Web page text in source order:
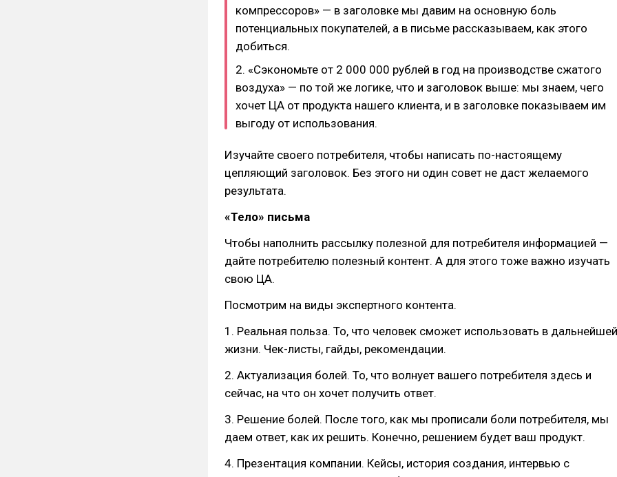
компрессоров» — в заголовке мы давим на основную боль
потенциальных покупателей, а в письме рассказываем, как этого
добиться.
2. «Сэкономьте от 2 000 000 рублей в год на производстве сжатого
воздуха» — по той же логике, что и заголовок выше: мы знаем, чего
хочет ЦА от продукта нашего клиента, и в заголовке показываем им
выгоду от использования.
Изучайте своего потребителя, чтобы написать по-настоящему
цепляющий заголовок. Без этого ни один совет не даст желаемого
результата.
«Тело» письма
Чтобы наполнить рассылку полезной для потребителя информацией —
дайте потребителю полезный контент. А для этого тоже важно изучать
свою ЦА.
Посмотрим на виды экспертного контента.
1. Реальная польза. То, что человек сможет использовать в дальнейшей
жизни. Чек-листы, гайды, рекомендации.
2. Актуализация болей. То, что волнует вашего потребителя здесь и
сейчас, на что он хочет получить ответ.
3. Решение болей. После того, как мы прописали боли потребителя, мы
даем ответ, как их решить. Конечно, решением будет ваш продукт.
4. Презентация компании. Кейсы, история создания, интервью с